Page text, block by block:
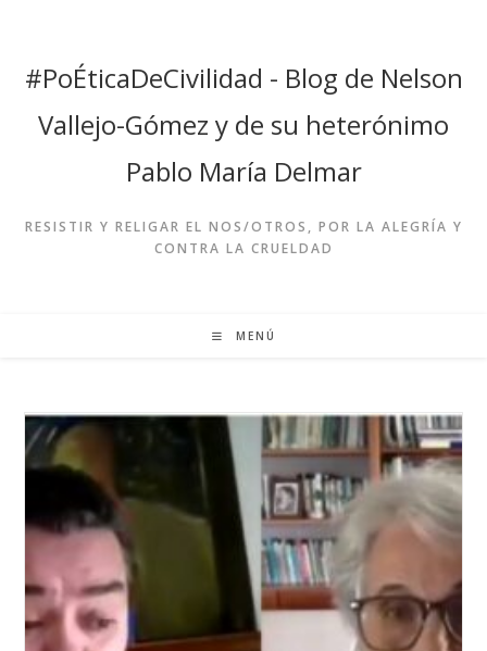
contenido
#PoÉticaDeCivilidad - Blog de Nelson
Vallejo-Gómez y de su heterónimo
Pablo María Delmar
RESISTIR Y RELIGAR EL NOS/OTROS, POR LA ALEGRÍA Y
CONTRA LA CRUELDAD
MENÚ